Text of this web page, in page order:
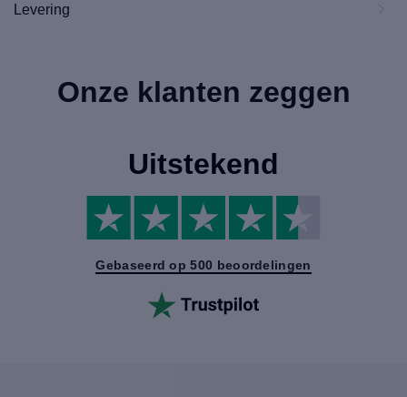
Levering
Onze klanten zeggen
Uitstekend
Gebaseerd op 500 beoordelingen